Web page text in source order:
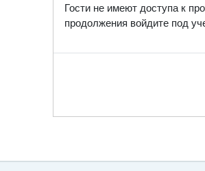
Гости не имеют доступа к
продолжения войдите под